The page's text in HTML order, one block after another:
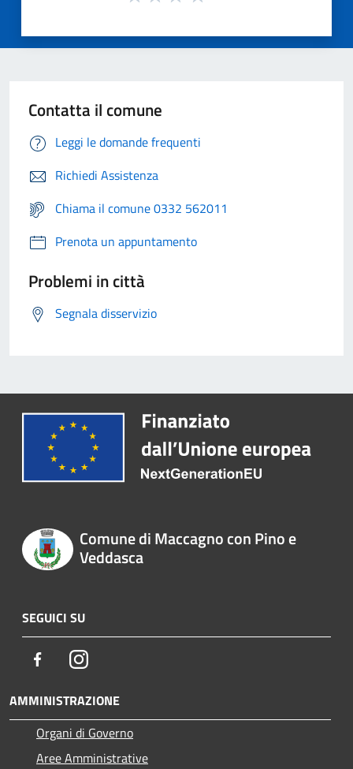
Contatta il comune
Leggi le domande frequenti
Richiedi Assistenza
Chiama il comune 0332 562011
Prenota un appuntamento
Problemi in città
Segnala disservizio
Comune di Maccagno con Pino e
Veddasca
SEGUICI SU
FacebookInstagram
AMMINISTRAZIONE
Organi di Governo
Aree Amministrative